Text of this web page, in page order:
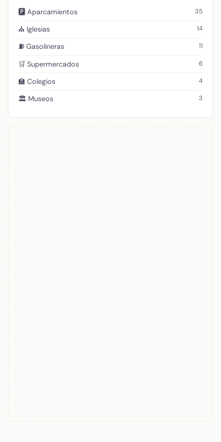
🅿️ Aparcamientos 35
⛪ Iglesias 14
⛽ Gasolineras 11
🛒 Supermercados 6
🏫 Colegios 4
🏛️ Museos 3